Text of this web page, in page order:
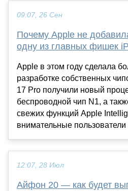
09:07, 26 Сен
Почему Apple не
одну из главных фишек
Apple в этом году сделала
разработке собственных
17 Pro получили новый
беспроводной чип N1, а
свежих функций Apple
внимательные пользователи
12:07, 28 Июл
Айфон 20 — как будет